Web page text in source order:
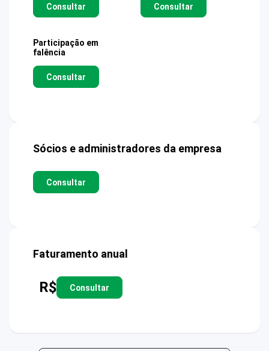
Consultar Consultar
Participação em
falência
Consultar
Sócios e administradores da empresa
Consultar
Faturamento anual
R$ Consultar